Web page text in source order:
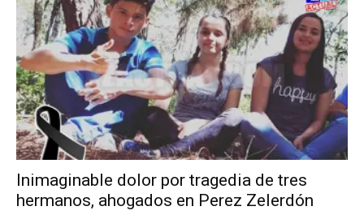
Inimaginable dolor por tragedia de tres
hermanos, ahogados en Perez Zelerdón